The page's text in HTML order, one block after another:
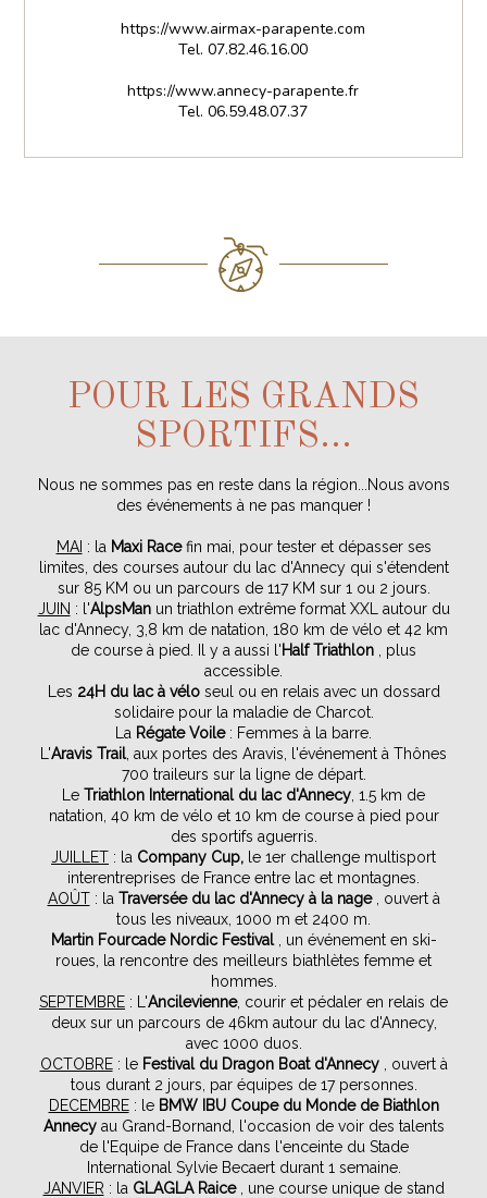
https://www.airmax-parapente.com
Tel. 07.82.46.16.00
https://www.annecy-parapente.fr
Tel. 06.59.48.07.37
POUR LES GRANDS
SPORTIFS...
Nous ne sommes pas en reste dans la région...Nous avons
des événements à ne pas manquer !
MAI : la Maxi Racefin mai, pour tester et dépasser ses
limites, des courses autour du lac d'Annecy qui s'étendent
sur 85 KM ou un parcours de 117 KM sur 1 ou 2 jours.
JUIN : l'AlpsManun triathlon extrême format XXL autour du
lac d'Annecy, 3,8 km de natation, 180 km de vélo et 42 km
de course à pied. Il y a aussi l'Half Triathlon , plus
accessible.
Les 24H du lac à véloseul ou en relais avec un dossard
solidaire pour la maladie de Charcot.
La Régate Voile: Femmes à la barre.
L'Aravis Trail, aux portes des Aravis, l'événement à Thônes
700 traileurs sur la ligne de départ.
Le Triathlon International du lac d'Annecy , 1.5 km de
natation, 40 km de vélo et 10 km de course à pied pour
des sportifs aguerris.
JUILLET : la Company Cup, le 1er challenge multisport
interentreprises de France entre lac et montagnes.
AOÛT: la Traversée du lac d'Annecy à la nage, ouvert à
tous les niveaux, 1000 m et 2400 m.
Martin Fourcade Nordic Festival, un événement en ski-
roues, la rencontre des meilleurs biathlètes femme et
hommes.
SEPTEMBRE : L'Ancilevienne, courir et pédaler en relais de
deux sur un parcours de 46km autour du lac d'Annecy,
avec 1000 duos.
OCTOBRE: le Festival du Dragon Boat d'Annecy, ouvert à
tous durant 2 jours, par équipes de 17 personnes.
DECEMBRE: le BMW IBU Coupe du Monde de Biathlon
Annecyau Grand-Bornand, l'occasion de voir des talents
de l'Equipe de France dans l'enceinte du Stade
International Sylvie Becaert durant 1 semaine.
JANVIER : la GLAGLA Raice, une course unique de stand